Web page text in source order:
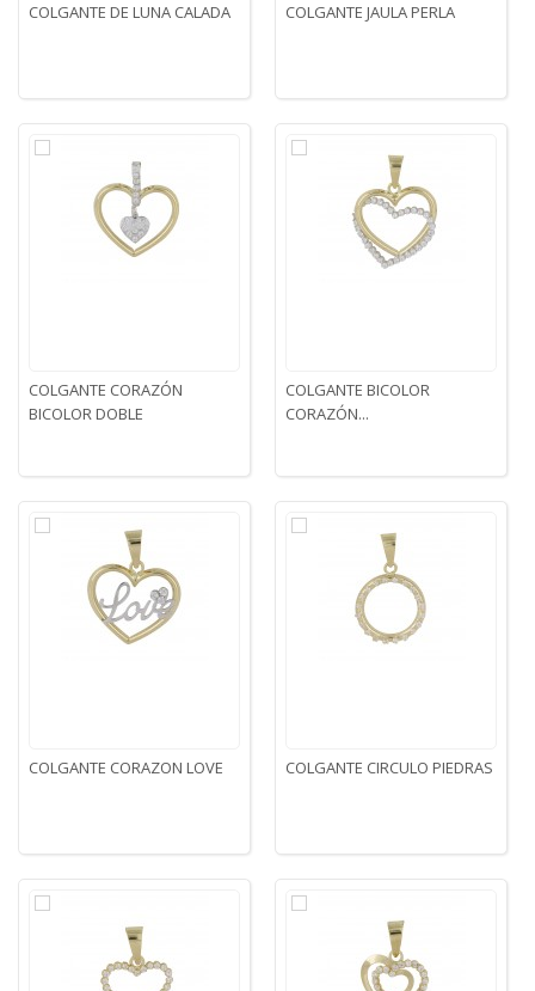
COLGANTE DE LUNA CALADA COLGANTE JAULA PERLA
COLGANTE CORAZÓN
BICOLOR DOBLE
COLGANTE BICOLOR
CORAZÓN...
COLGANTE CORAZON LOVE COLGANTE CIRCULO PIEDRAS